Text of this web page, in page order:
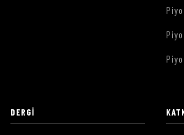
DERGI